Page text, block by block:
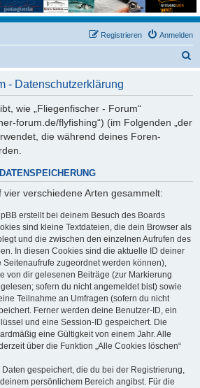
Anmelden
Registrieren
- Datenschutzerklärung
wie „Fliegenfischer - Forum“
forum.de/flyfishing“) (im Folgenden „der
die während deines Foren-
verschiedene Arten gesammelt:
erstellt bei deinem Besuch des Boards
sind kleine Textdateien, die dein Browser als
und die zwischen den einzelnen Aufrufen des
In diesen Cookies sind die aktuelle ID deiner
Seitenaufrufe zugeordnet werden können),
von dir gelesenen Beiträge (zur Markierung
sofern du nicht angemeldet bist) sowie
Teilnahme an Umfragen (sofern du nicht
Ferner werden deine Benutzer-ID, ein
und eine Session-ID gespeichert. Die
eine Gültigkeit von einem Jahr. Alle
über die Funktion „Alle Cookies löschen“
gespeichert, die du bei der Registrierung,
persönlichem Bereich angibst. Für die